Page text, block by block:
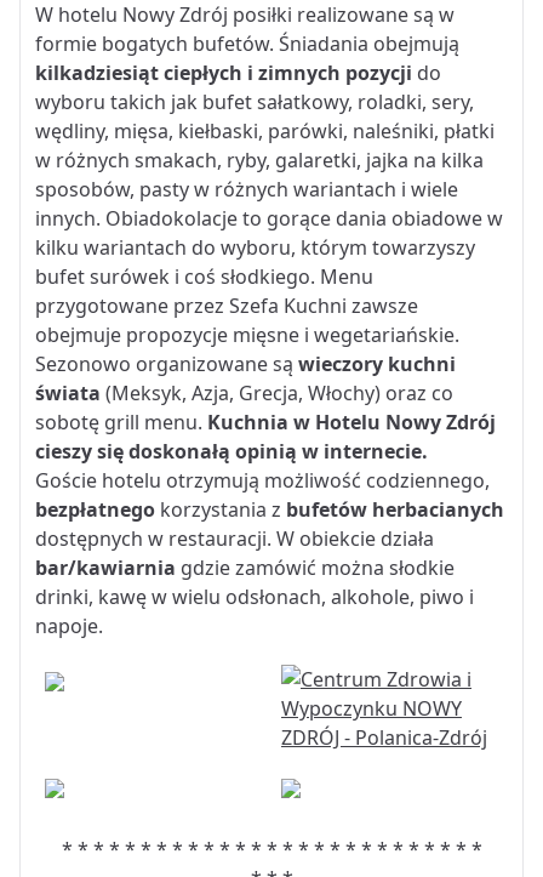
W hotelu Nowy Zdrój posiłki realizowane są w
formie bogatych bufetów. Śniadania obejmują
kilkadziesiąt ciepłych i zimnych pozycji do
wyboru takich jak bufet sałatkowy, roladki, sery,
wędliny, mięsa, kiełbaski, parówki, naleśniki, płatki
w różnych smakach, ryby, galaretki, jajka na kilka
sposobów, pasty w różnych wariantach i wiele
innych. Obiadokolacje to gorące dania obiadowe w
kilku wariantach do wyboru, którym towarzyszy
bufet surówek i coś słodkiego. Menu
przygotowane przez Szefa Kuchni zawsze
obejmuje propozycje mięsne i wegetariańskie.
Sezonowo organizowane są wieczory kuchni
świata (Meksyk, Azja, Grecja, Włochy) oraz co
sobotę grill menu. Kuchnia w Hotelu Nowy Zdrój
cieszy się doskonałą opinią w internecie.
Goście hotelu otrzymują możliwość codziennego,
bezpłatnego korzystania z bufetów herbacianych
dostępnych w restauracji. W obiekcie działa
bar/kawiarnia gdzie zamówić można słodkie
drinki, kawę w wielu odsłonach, alkohole, piwo i
napoje.
* * * * * * * * * * * * * * * * * * * * * * * * * * *